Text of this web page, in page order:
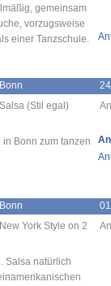
gemeinsam
vorzugsweise
einer Tanzschule.
Bonn
Salsa (Stil egal)
Bonn zum tanzen
Bonn
New York Style on 2
Salsa natürlich